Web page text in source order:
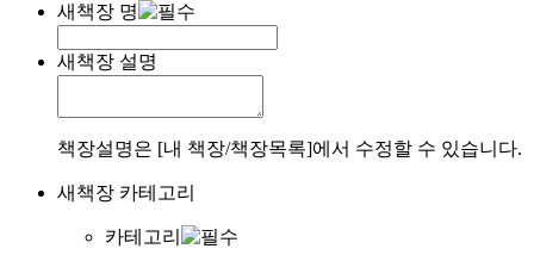
새책장 명
새책장 설명
책장설명은 [내 책장/책장목록]에서 수정할 수 있습니다.
새책장 카테고리
카테고리